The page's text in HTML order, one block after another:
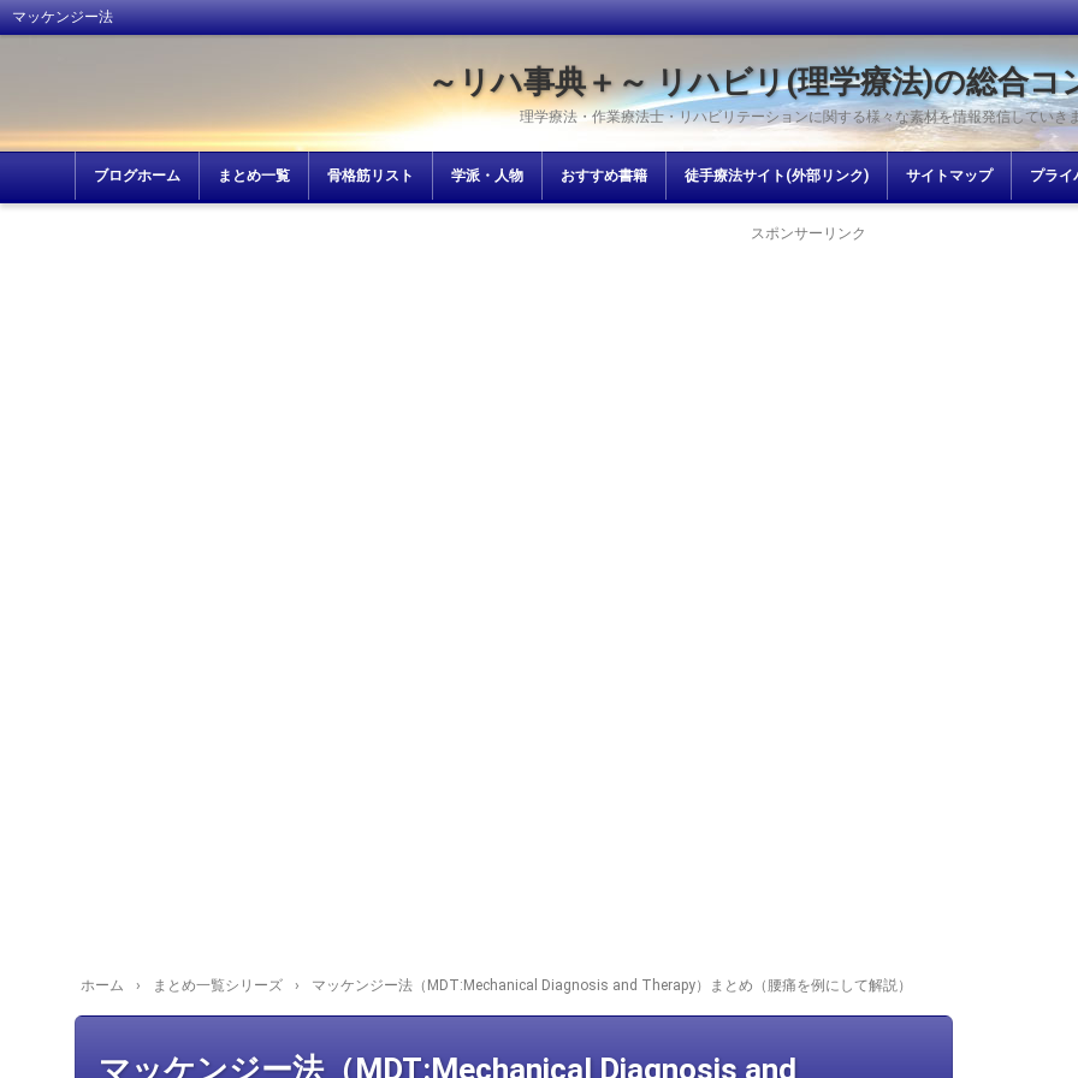
マッケンジー法
～リハ事典＋～ リハビリ(理学療法)の総合コ
理学療法・作業療法士・リハビリテーションに関する様々な素材を情報発信していき
ブログホーム まとめ一覧 骨格筋リスト 学派・人物 おすすめ書籍 徒手療法サイト(外部リンク) サイトマップ プライ
スポンサーリンク
ホーム › まとめ一覧シリーズ › マッケンジー法（MDT:Mechanical Diagnosis and Therapy）まとめ（腰痛を例にして解説）
マッケンジー法（MDT:Mechanical Diagnosis and